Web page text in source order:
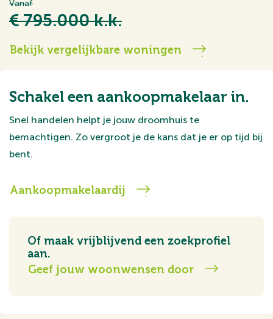
Vanaf
€ 795.000 k.k.
Bekijk vergelijkbare woningen
Schakel een aankoopmakelaar in.
Snel handelen helpt je jouw droomhuis te
bemachtigen. Zo vergroot je de kans dat je er op tijd bij
bent.
Aankoopmakelaardij
Of maak vrijblijvend een zoekprofiel
aan.
Geef jouw woonwensen door